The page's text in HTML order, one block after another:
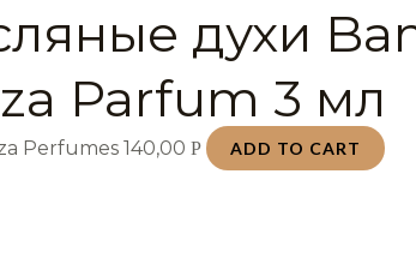
духи
Parfum 3 мл
Perfumes140,00Р ADD TO CART